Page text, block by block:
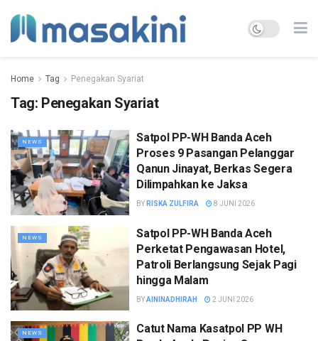
Home Tag Penegakan Syariat
Tag: Penegakan Syariat
NEWS
Satpol PP-WH Banda Aceh
Proses 9 Pasangan Pelanggar
Qanun Jinayat, Berkas Segera
Dilimpahkan ke Jaksa
BY RISKA ZULFIRA 8 JUNI 2026
NEWS
Satpol PP-WH Banda Aceh
Perketat Pengawasan Hotel,
Patroli Berlangsung Sejak Pagi
hingga Malam
BYAININADHIRAH 2 JUNI 2026
NEWS
Catut Nama Kasatpol PP WH